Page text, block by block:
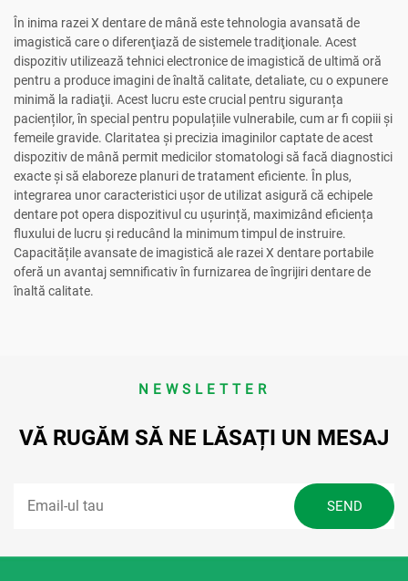
În inima razei X dentare de mână este tehnologia avansată de
imagistică care o diferenţiază de sistemele tradiţionale. Acest
dispozitiv utilizează tehnici electronice de imagistică de ultimă oră
pentru a produce imagini de înaltă calitate, detaliate, cu o expunere
minimă la radiaţii. Acest lucru este crucial pentru siguranța
pacienților, în special pentru populațiile vulnerabile, cum ar fi copiii și
femeile gravide. Claritatea şi precizia imaginilor captate de acest
dispozitiv de mână permit medicilor stomatologi să facă diagnostici
exacte şi să elaboreze planuri de tratament eficiente. În plus,
integrarea unor caracteristici ușor de utilizat asigură că echipele
dentare pot opera dispozitivul cu ușurință, maximizând eficiența
fluxului de lucru și reducând la minimum timpul de instruire.
Capacitățile avansate de imagistică ale razei X dentare portabile
oferă un avantaj semnificativ în furnizarea de îngrijiri dentare de
înaltă calitate.
NEWSLETTER
VĂ RUGĂM SĂ NE LĂSAȚI UN MESAJ